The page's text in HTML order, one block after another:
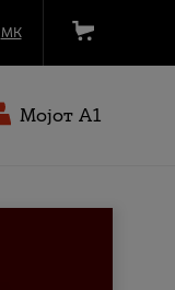
МК
Мојот A1